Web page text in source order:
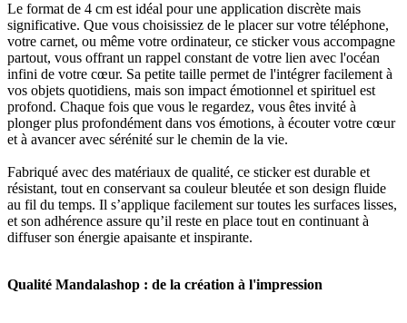
Le format de 4 cm est idéal pour une application discrète mais
significative. Que vous choisissiez de le placer sur votre téléphone,
votre carnet, ou même votre ordinateur, ce sticker vous accompagne
partout, vous offrant un rappel constant de votre lien avec l'océan
infini de votre cœur. Sa petite taille permet de l'intégrer facilement à
vos objets quotidiens, mais son impact émotionnel et spirituel est
profond. Chaque fois que vous le regardez, vous êtes invité à
plonger plus profondément dans vos émotions, à écouter votre cœur
et à avancer avec sérénité sur le chemin de la vie.
Fabriqué avec des matériaux de qualité, ce sticker est durable et
résistant, tout en conservant sa couleur bleutée et son design fluide
au fil du temps. Il s’applique facilement sur toutes les surfaces lisses,
et son adhérence assure qu’il reste en place tout en continuant à
diffuser son énergie apaisante et inspirante.
Qualité Mandalashop : de la création à l'impression